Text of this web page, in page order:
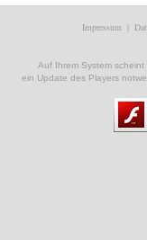
Impressum |
Auf Ihrem System
ein Update des Players